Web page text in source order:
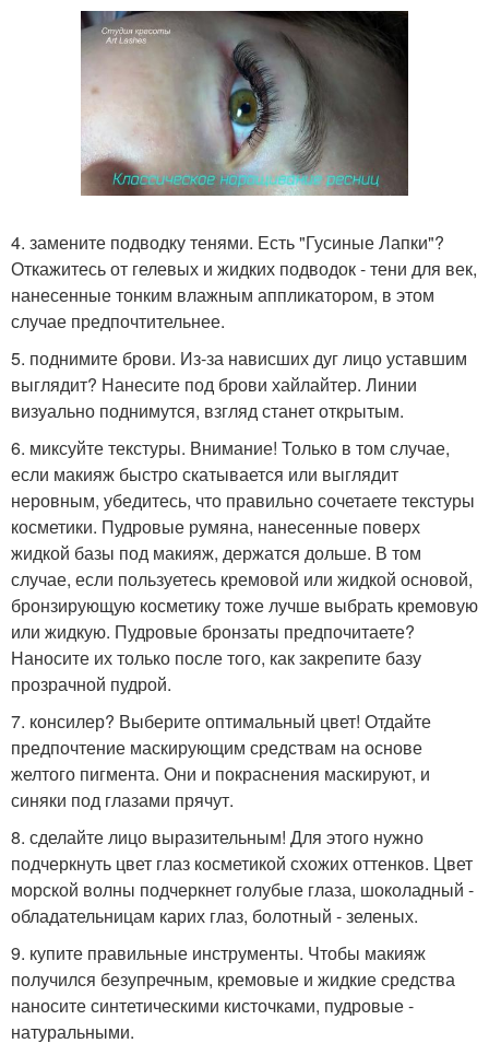
4. замените подводку тенями. Есть "Гусиные Лапки"?
Откажитесь от гелевых и жидких подводок - тени для век,
нанесенные тонким влажным аппликатором, в этом
случае предпочтительнее.
5. поднимите брови. Из-за нависших дуг лицо уставшим
выглядит? Нанесите под брови хайлайтер. Линии
визуально поднимутся, взгляд станет открытым.
6. миксуйте текстуры. Внимание! Только в том случае,
если макияж быстро скатывается или выглядит
неровным, убедитесь, что правильно сочетаете текстуры
косметики. Пудровые румяна, нанесенные поверх
жидкой базы под макияж, держатся дольше. В том
случае, если пользуетесь кремовой или жидкой основой,
бронзирующую косметику тоже лучше выбрать кремовую
или жидкую. Пудровые бронзаты предпочитаете?
Наносите их только после того, как закрепите базу
прозрачной пудрой.
7. консилер? Выберите оптимальный цвет! Отдайте
предпочтение маскирующим средствам на основе
желтого пигмента. Они и покраснения маскируют, и
синяки под глазами прячут.
8. сделайте лицо выразительным! Для этого нужно
подчеркнуть цвет глаз косметикой схожих оттенков. Цвет
морской волны подчеркнет голубые глаза, шоколадный -
обладательницам карих глаз, болотный - зеленых.
9. купите правильные инструменты. Чтобы макияж
получился безупречным, кремовые и жидкие средства
наносите синтетическими кисточками, пудровые -
натуральными.